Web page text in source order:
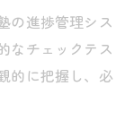
の進捗管理シス
なチェックテス
的に把握し、必